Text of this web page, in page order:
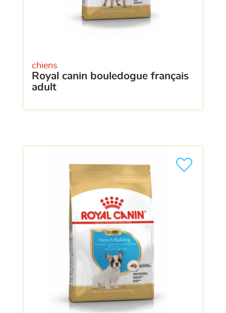
chiens
royal canin bouledogue français
adult